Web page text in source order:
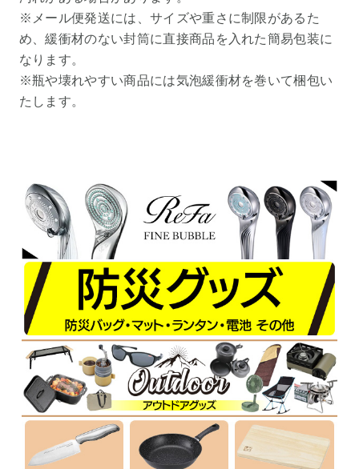
※メール便発送には、サイズや重さに制限があるた
め、緩衝材のない封筒に直接商品を入れた簡易包装に
なります。
※瓶や壊れやすい商品には気泡緩衝材を巻いて梱包い
たします。